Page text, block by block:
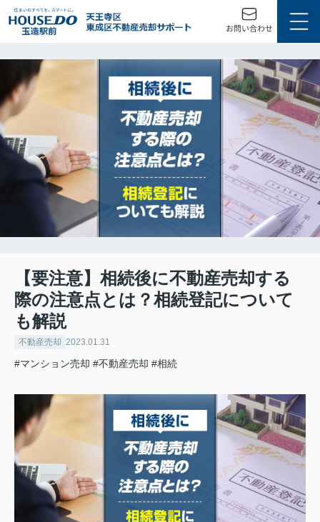
【要注意】相続後に不動産売却する
際の注意点とは？相続登記について
も解説
不動産売却 2023.01.31
#マンション売却 #不動産売却 #相続